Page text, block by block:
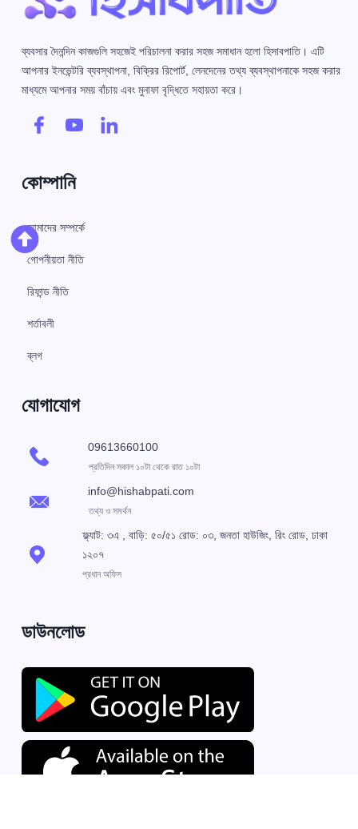
ব্যবসার দৈনন্দিন কাজগুলি সহজেই পরিচালনা করার সহজ সমাধান হলো হিসাবপাতি। এটি
আপনার ইনভেন্টরি ব্যবস্থাপনা, বিক্রির রিপোর্ট, লেনদেনের তথ্য ব্যবস্থাপনাকে সহজ করার
মাধ্যমে আপনার সময় বাঁচায় এবং মুনাফা বৃদ্ধিতে সহায়তা করে।
কোম্পানি
আমাদের সম্পর্কে
গোপনীয়তা নীতি
রিফান্ড নীতি
শর্তাবলী
ব্লগ
যোগাযোগ
09613660100
প্রতিদিন সকাল ১০টা থেকে রাত ১০টা
info@hishabpati.com
তথ্য ও সমর্থন
ফ্ল্যাট: ৩এ , বাড়ি: ৫০/৫১ রোড: ০৩, জনতা হাউজিং, রিং রোড, ঢাকা
১২০৭
প্রধান অফিস
ডাউনলোড